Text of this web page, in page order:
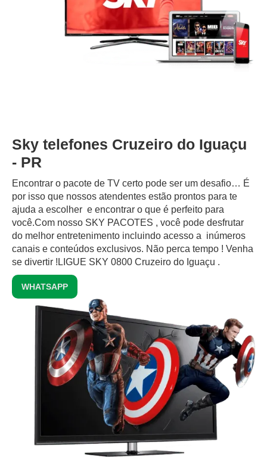
Sky telefones Cruzeiro do Iguaçu
- PR
Encontrar o pacote de TV certo pode ser um desafio… É
por isso que nossos atendentes estão prontos para te
ajuda a escolher e encontrar o que é perfeito para
você.Com nosso SKY PACOTES , você pode desfrutar
do melhor entretenimento incluindo acesso a inúmeros
canais e conteúdos exclusivos.‍ Não perca tempo ! Venha
se divertir !LIGUE SKY 0800 Cruzeiro do Iguaçu .
WHATSAPP